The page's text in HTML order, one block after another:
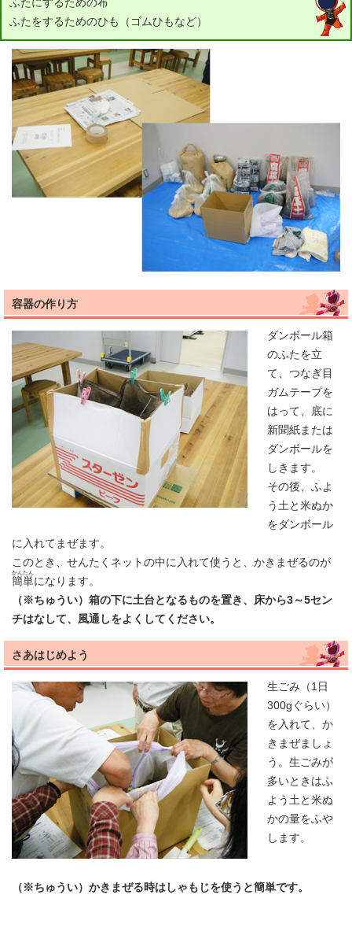
ふたにするための布
ふたをするためのひも（ゴムひもなど）
容器の作り方
ダンボール箱
のふたを立
て、つなぎ目
ガムテープを
はって、底に
新聞紙または
ダンボールを
しきます。
その後、ふよ
う土と米ぬか
をダンボール
に入れてまぜます。
このとき、せんたくネットの中に入れて使うと、かきまぜるのが
簡単
かんたん
になります。
（※ちゅうい）箱の下に土台となるものを置き、床から3～5セン
チはなして、風通しをよくしてください。
さあはじめよう
生ごみ（1日
300gぐらい）
を入れて、か
きまぜましょ
う。生ごみが
多いときはふ
よう土と米ぬ
かの量をふや
します。
（※ちゅうい）かきまぜる時はしゃもじを使うと簡単です。